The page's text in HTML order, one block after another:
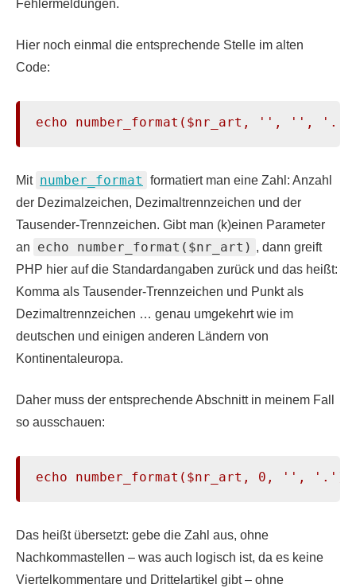
Fehlermeldungen.
Hier noch einmal die entsprechende Stelle im alten
Code:
echo number_format($nr_art, '', '', '.')
Mit number_format
formatiert man eine Zahl: Anzahl
der Dezimalzeichen, Dezimaltrennzeichen und der
Tausender-Trennzeichen. Gibt man (k)einen Parameter
an
echo number_format($nr_art) , dann greift
PHP hier auf die Standardangaben zurück und das heißt:
Komma als Tausender-Trennzeichen und Punkt als
Dezimaltrennzeichen … genau umgekehrt wie im
deutschen und einigen anderen Ländern von
Kontinentaleuropa.
Daher muss der entsprechende Abschnitt in meinem Fall
so ausschauen:
echo number_format($nr_art, 0, '', '.')
Das heißt übersetzt: gebe die Zahl aus, ohne
Nachkommastellen – was auch logisch ist, da es keine
Viertelkommentare und Drittelartikel gibt – ohne